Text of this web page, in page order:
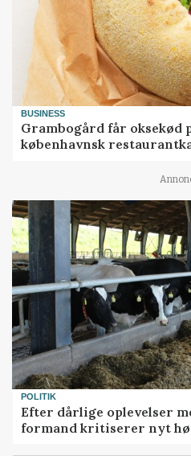
BUSINESS
Grambogård får oksekød
københavnsk
POLITIK
Efter dårlige oplevelser
formand kritiserer nyt